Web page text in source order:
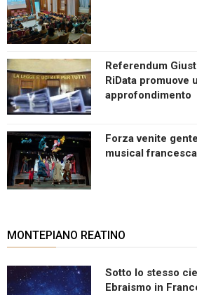
Referendum
RiData promuove
approfondimento
Forza venite
musical
MONTEPIANO REATINO
Sotto lo stesso
Ebraismo in